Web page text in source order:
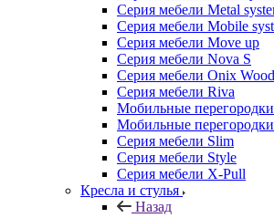
Серия мебели Metal
Серия мебели Mobile
Серия мебели Move up
Серия мебели Nova S
Серия мебели Onix Wood
Серия мебели Riva
Мобильные
Мобильные
Серия мебели Slim
Серия мебели Style
Серия мебели X-Pull
Кресла и стулья
Назад